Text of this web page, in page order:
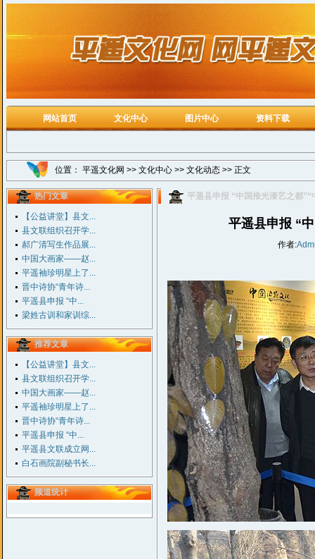
网站首页 文化中心 图片中心 资料下载
位置： 平遥文化网 >> 文化中心 >> 文化动态 >> 正文
热门文章
【公益讲堂】县文...
县文联组织召开学...
郝广清写生作品展...
中国大画家——赵...
平遥袖珍明星上了...
晋中诗协“青年诗...
平遥县申报 “中...
梁姓古训和家训综...
推荐文章
【公益讲堂】县文...
县文联组织召开学...
中国大画家——赵...
平遥袖珍明星上了...
晋中诗协“青年诗...
平遥县申报 “中...
平遥县文联成立网...
白石画院副秘书长...
频道统计
平遥县申报 “中国推光漆艺之都
平遥县申报 “
作者: